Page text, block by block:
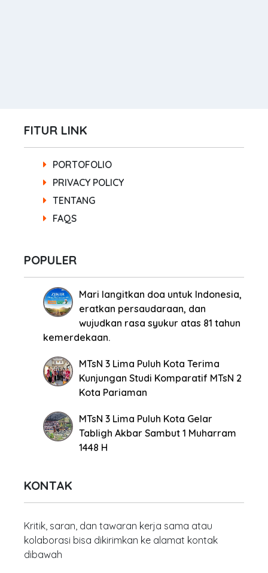
FITUR LINK
PORTOFOLIO
PRIVACY POLICY
TENTANG
FAQS
POPULER
Mari langitkan doa untuk Indonesia,
eratkan persaudaraan, dan
wujudkan rasa syukur atas 81 tahun
kemerdekaan.
MTsN 3 Lima Puluh Kota Terima
Kunjungan Studi Komparatif MTsN 2
Kota Pariaman
MTsN 3 Lima Puluh Kota Gelar
Tabligh Akbar Sambut 1 Muharram
1448 H
KONTAK
Kritik, saran, dan tawaran kerja sama atau
kolaborasi bisa dikirimkan ke alamat kontak
dibawah